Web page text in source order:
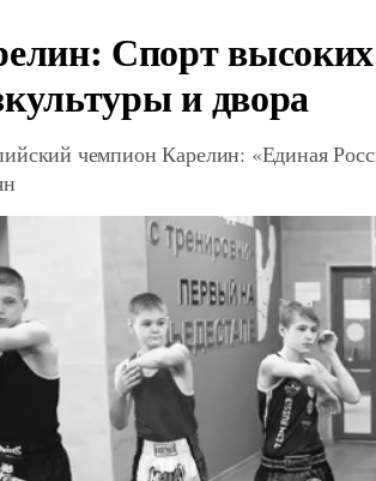
Спорт
и двора
чемпион Карелин: «Единая